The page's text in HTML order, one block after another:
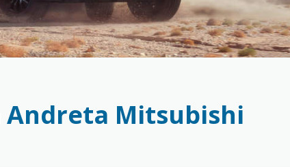
Andreta Mitsubishi